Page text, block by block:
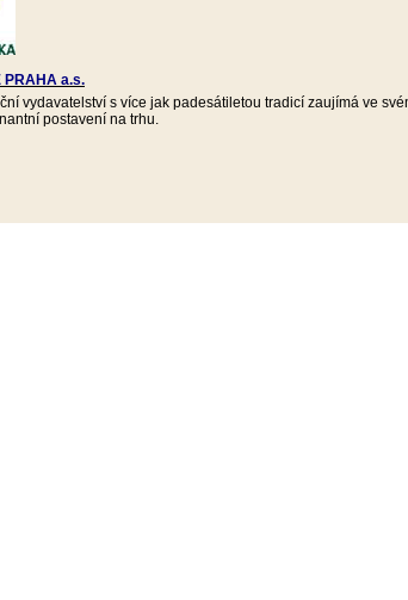
PRAHA a.s.
vydavatelství s více jak padesátiletou tradicí zaujímá ve
postavení na trhu.